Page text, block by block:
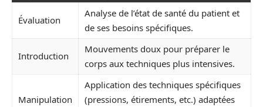
Évaluation
Analyse de l’état de santé du patient et
de ses besoins spécifiques.
Introduction
Mouvements doux pour préparer le
corps aux techniques plus intensives.
Manipulation
Application des techniques spécifiques
(pressions, étirements, etc.) adaptées